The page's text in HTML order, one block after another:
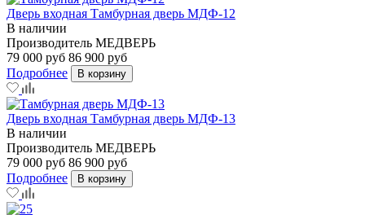
Дверь входная Тамбурная дверь МДФ-12
В наличии
Производитель МЕДВЕРЬ
79 000 руб 86 900 руб
Подробнее
В корзину
Дверь входная Тамбурная дверь МДФ-13
В наличии
Производитель МЕДВЕРЬ
79 000 руб 86 900 руб
Подробнее
В корзину